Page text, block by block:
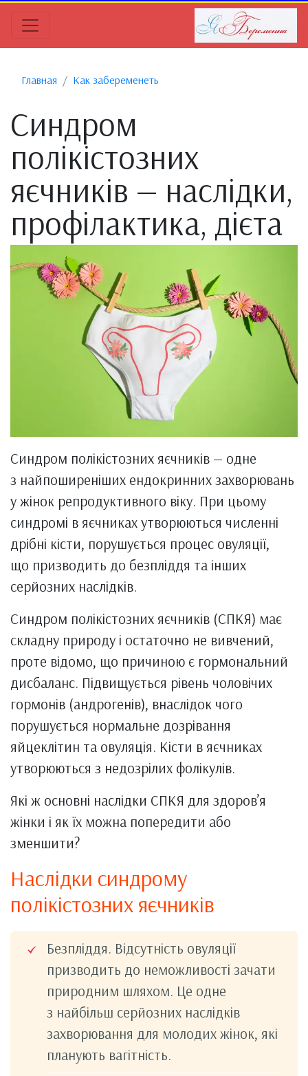
Главная Как забеременеть
Синдром
полікістозних
яєчників — наслідки,
профілактика, дієта
Синдром полікістозних яєчників — одне
з найпоширеніших ендокринних захворювань
у жінок репродуктивного віку. При цьому
синдромі в яєчниках утворюються численні
дрібні кісти, порушується процес овуляції,
що призводить до безпліддя та інших
серйозних наслідків.
Синдром полікістозних яєчників (СПКЯ) має
складну природу і остаточно не вивчений,
проте відомо, що причиною є гормональний
дисбаланс. Підвищується рівень чоловічих
гормонів (андрогенів), внаслідок чого
порушується нормальне дозрівання
яйцеклітин та овуляція. Кісти в яєчниках
утворюються з недозрілих фолікулів.
Які ж основні наслідки СПКЯ для здоров’я
жінки і як їх можна попередити або
зменшити?
Наслідки синдрому
полікістозних яєчників
Безпліддя. Відсутність овуляції
призводить до неможливості зачати
природним шляхом. Це одне
з найбільш серйозних наслідків
захворювання для молодих жінок, які
планують вагітність.